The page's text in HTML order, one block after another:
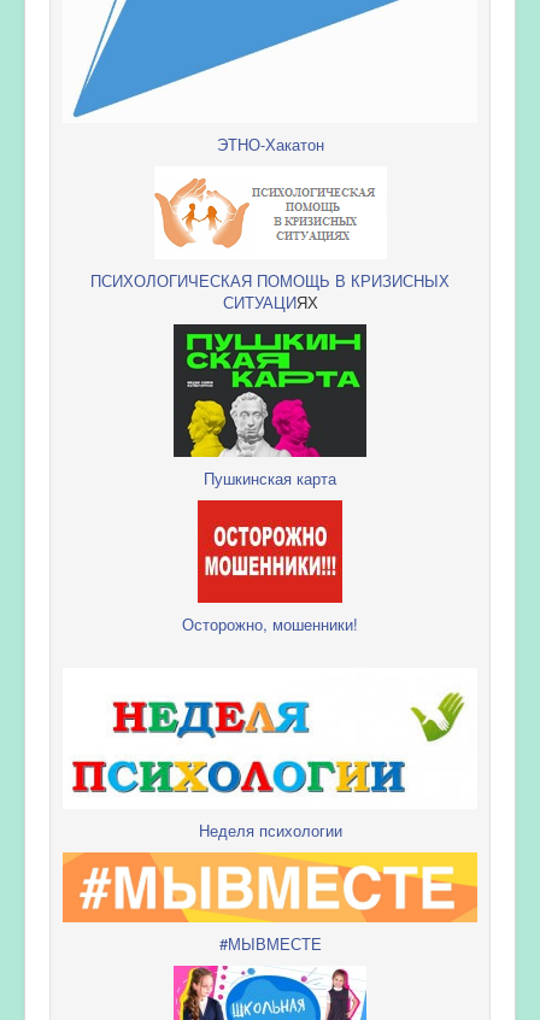
ЭТНО-Хакатон
ПСИХОЛОГИЧЕСКАЯ ПОМОЩЬ В КРИЗИСНЫХ
СИТУАЦИЯХ
Пушкинская карта
Осторожно, мошенники!
Неделя психологии
#МЫВМЕСТЕ